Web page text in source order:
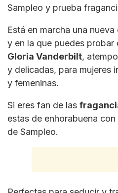
Sampleo y prueba
Está en marcha una
y en la que puedes probar
Gloria Vanderbilt,
y delicadas, para mujeres
y femeninas.
Si eres fan de las
estas de enhorabuena
de Sampleo.